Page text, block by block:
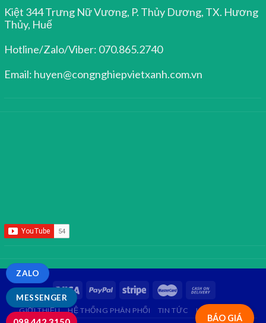
Kiệt 344 Trưng Nữ Vương, P. Thủy Dương, TX. Hương
Thủy, Huế
Hotline/Zalo/Viber: 070.865.2740
Email: huyen@congnghiepvietxanh.com.vn
BÁO GIÁ
GIỚI THIỆU HỆ THỐNG PHÂN PHỐI TIN TỨC LIÊN HỆ
MESSENGER
ZALO